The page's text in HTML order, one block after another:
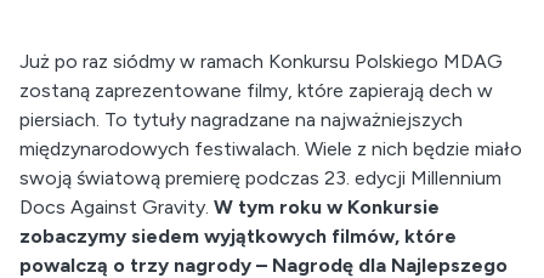
Już po raz siódmy w ramach Konkursu Polskiego MDAG
zostaną zaprezentowane filmy, które zapierają dech w
piersiach. To tytuły nagradzane na najważniejszych
międzynarodowych festiwalach. Wiele z nich będzie miało
swoją światową premierę podczas 23. edycji Millennium
Docs Against Gravity. W tym roku w Konkursie
zobaczymy siedem wyjątkowych filmów, które
powalczą o trzy nagrody – Nagrodę dla Najlepszego